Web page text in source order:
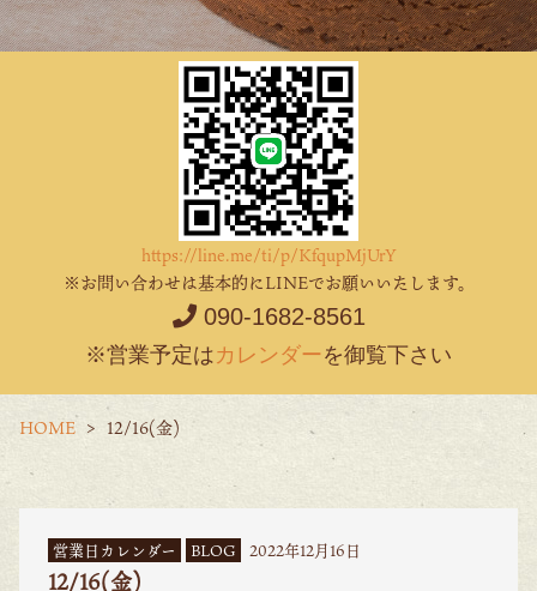
https://line.me/ti/p/KfqupMjUrY
※お問い合わせは基本的にLINEでお願いいたします。
090-1682-8561
※営業予定はカレンダーを御覧下さい
HOME 12/16(金)
営業日カレンダー BLOG 2022年12月16日
12/16(金)